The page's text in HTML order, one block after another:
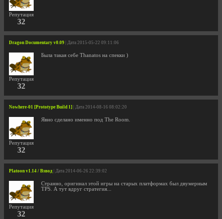
Репутация
32
Dragon Documentary v0.09 | Дата 2015-05-22 09:11:06
Репутация
32
Была такая себе Thanatos на спекки )
Nowhere-01 [Prototype Build 1] | Дата 2014-08-16 08:02:20
Репутация
32
Явно сделано именно под The Room.
Platoon v1.14 / Взвод | Дата 2014-06-26 22:39:02
Репутация
32
Странно, оригинал этой игры на старых платформах был двумерным
TPS. А тут вдруг стратегия...